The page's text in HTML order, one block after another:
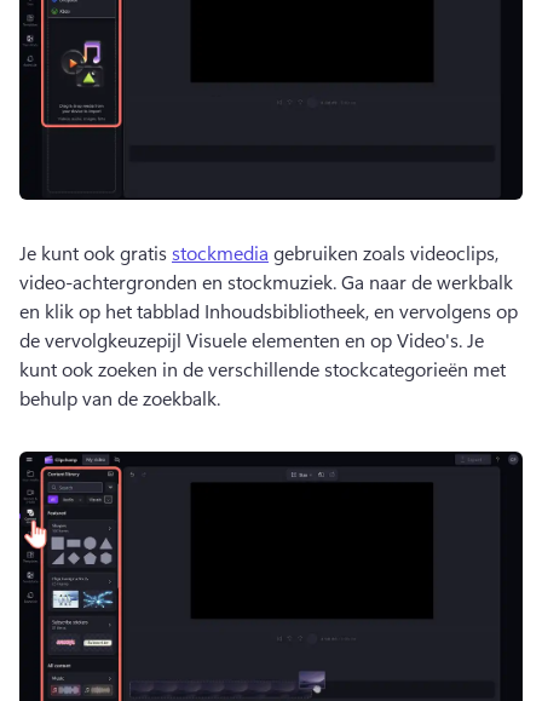
Je kunt ook gratis stockmedia gebruiken zoals videoclips,
video-achtergronden en stockmuziek. Ga naar de werkbalk
en klik op het tabblad Inhoudsbibliotheek, en vervolgens op
de vervolgkeuzepijl Visuele elementen en op Video's. Je
kunt ook zoeken in de verschillende stockcategorieën met
behulp van de zoekbalk.